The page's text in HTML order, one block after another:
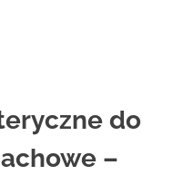
do
–